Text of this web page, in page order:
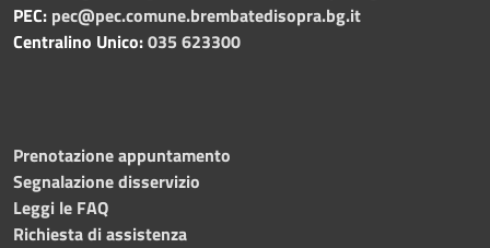
PEC: pec@pec.comune.brembatedisopra.bg.it
Centralino Unico:035 623300
Prenotazione appuntamento
Segnalazione disservizio
Leggi le FAQ
Richiesta di assistenza